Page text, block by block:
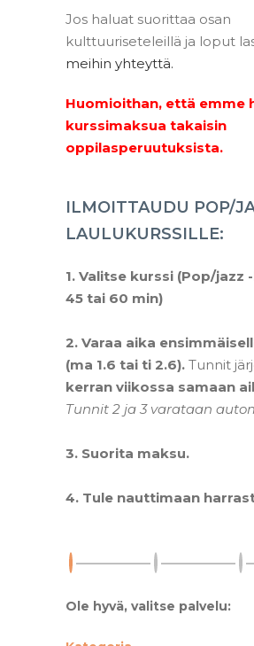
Jos haluat suorittaa osan
kulttuuriseteleillä ja loput
meihin yhteyttä.
Huomioithan, että emme
kurssimaksua takaisin
oppilasperuutuksista.
ILMOITTAUDU POP/
LAULUKURSSILLE:
1. Valitse kurssi (Pop/jazz
45 tai 60 min)
2. Varaa aika
(ma 1.6 tai ti 2.6). Tunnit
kerran viikossa samaan
Tunnit 2 ja 3 varataan
3. Suorita maksu.
4. Tule nauttimaan
Ole hyvä, valitse palvelu: